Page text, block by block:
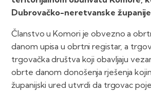
Dubrovačko-neretvanske
Članstvo u Komori je obvezno a
danom upisa u obrtni registar, a
trgovačka društva koji obavljaju
obrte danom donošenja rješenja
županijski ured utvrdi da trgovac